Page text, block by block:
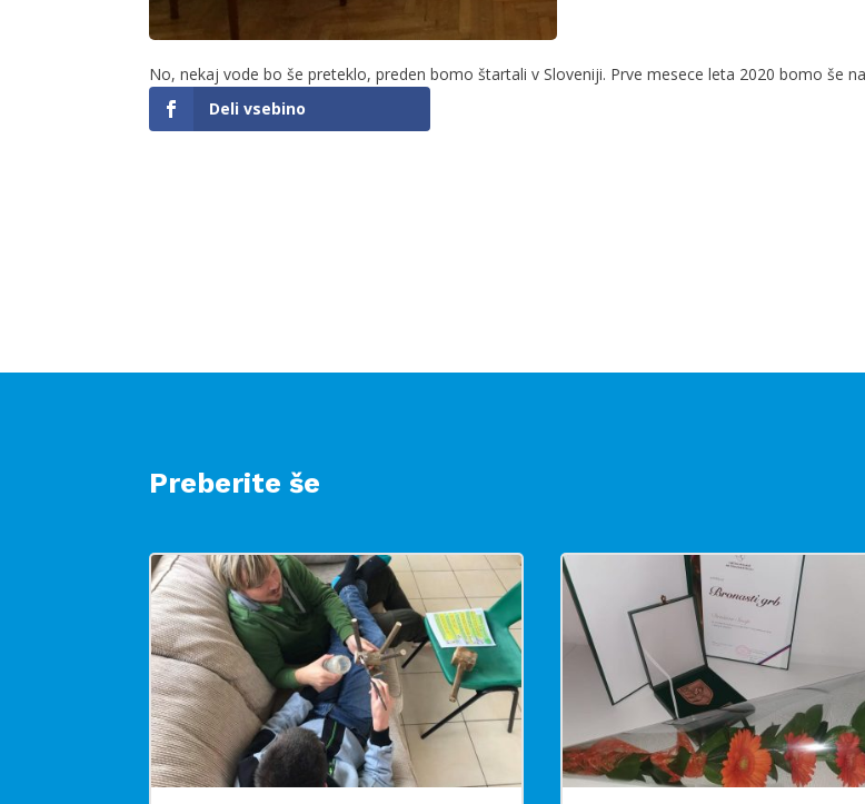
No, nekaj vode bo še preteklo, preden bomo štartali v Sloveniji. Prve mesece leta 2020 bomo še
Deli vsebino
Preberite še